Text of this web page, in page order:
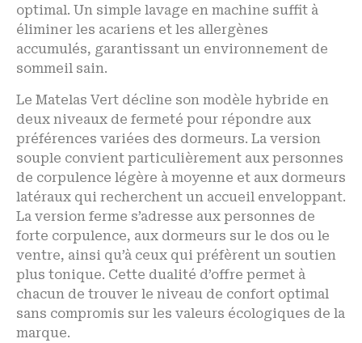
optimal. Un simple lavage en machine suffit à
éliminer les acariens et les allergènes
accumulés, garantissant un environnement de
sommeil sain.
Le Matelas Vert décline son modèle hybride en
deux niveaux de fermeté pour répondre aux
préférences variées des dormeurs. La version
souple convient particulièrement aux personnes
de corpulence légère à moyenne et aux dormeurs
latéraux qui recherchent un accueil enveloppant.
La version ferme s’adresse aux personnes de
forte corpulence, aux dormeurs sur le dos ou le
ventre, ainsi qu’à ceux qui préfèrent un soutien
plus tonique. Cette dualité d’offre permet à
chacun de trouver le niveau de confort optimal
sans compromis sur les valeurs écologiques de la
marque.